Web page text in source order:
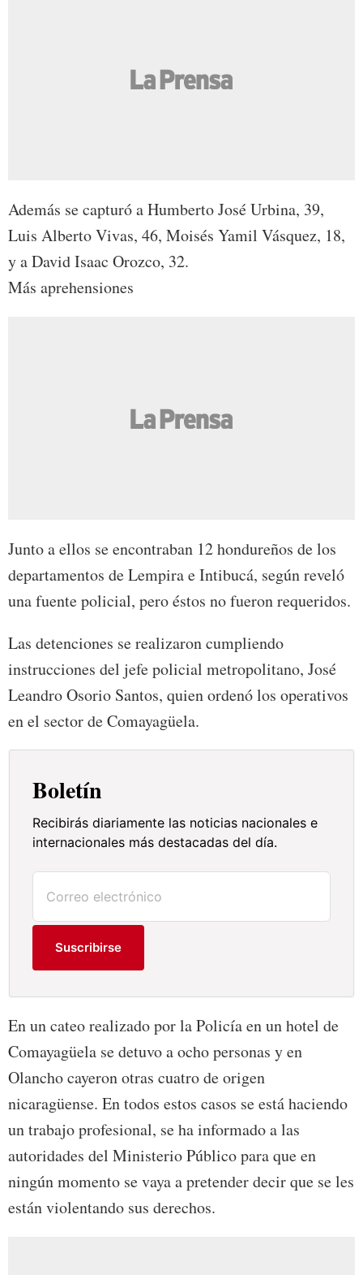
Además se capturó a Humberto José Urbina, 39,
Luis Alberto Vivas, 46, Moisés Yamil Vásquez, 18,
y a David Isaac Orozco, 32.
Más aprehensiones
Junto a ellos se encontraban 12 hondureños de los
departamentos de Lempira e Intibucá, según reveló
una fuente policial, pero éstos no fueron requeridos.
Las detenciones se realizaron cumpliendo
instrucciones del jefe policial metropolitano, José
Leandro Osorio Santos, quien ordenó los operativos
en el sector de Comayagüela.
Boletín
Recibirás diariamente las noticias nacionales e
internacionales más destacadas del día.
Suscribirse
En un cateo realizado por la Policía en un hotel de
Comayagüela se detuvo a ocho personas y en
Olancho cayeron otras cuatro de origen
nicaragüense. En todos estos casos se está haciendo
un trabajo profesional, se ha informado a las
autoridades del Ministerio Público para que en
ningún momento se vaya a pretender decir que se les
están violentando sus derechos.